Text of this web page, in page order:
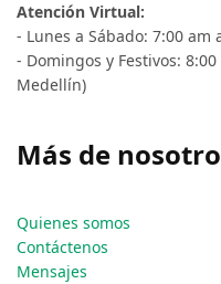
Atención Virtual:
- Lunes a Sábado: 7:00 am
- Domingos y Festivos:
Medellín)
Más de
Quienes somos
Contáctenos
Mensajes